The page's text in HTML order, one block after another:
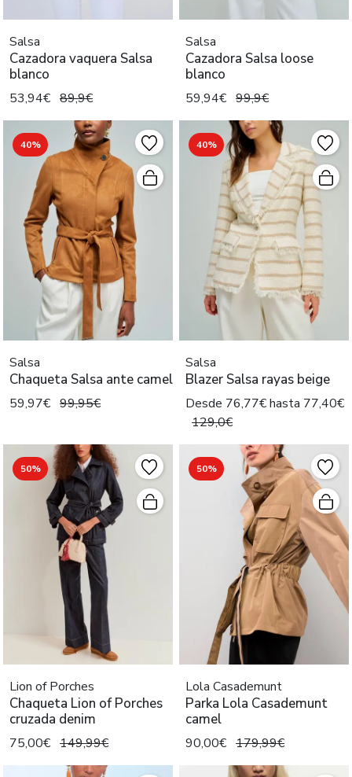
Salsa
Cazadora vaquera Salsa
blanco
53,94€ 89,9€
Salsa
Cazadora Salsa loose
blanco
59,94€ 99,9€
40%
Salsa
Chaqueta Salsa ante camel
59,97€ 99,95€
40%
Salsa
Blazer Salsa rayas beige
Desde 76,77€ hasta 77,40€
129,0€
50%
Lion of Porches
Chaqueta Lion of Porches
cruzada denim
75,00€ 149,99€
50%
Lola Casademunt
Parka Lola Casademunt
camel
90,00€ 179,99€